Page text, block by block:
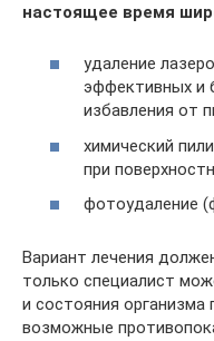
настоящее время
удаление
эффективных и
избавления от
химический
при
фотоудаление
Вариант лечения
только специалист
и состояния организма
возможные